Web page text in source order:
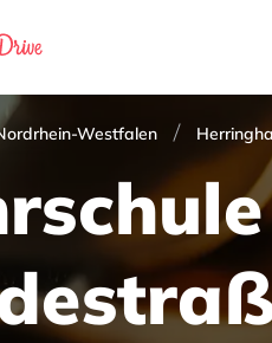
Westfalen